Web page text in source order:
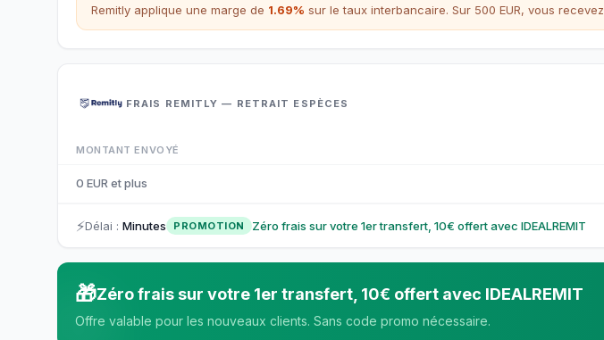
Remitly applique une marge de 1.69% sur le taux interbancaire. Sur 500 EUR, vous recevez
FRAIS REMITLY — RETRAIT ESPÈCES
MONTANT ENVOYÉ
0 EUR et plus
⚡Délai : Minutes PROMOTION Zéro frais sur votre 1er transfert, 10€ offert avec IDEALREMIT
🎁Zéro frais sur votre 1er transfert, 10€ offert avec IDEALREMIT
Offre valable pour les nouveaux clients. Sans code promo nécessaire.